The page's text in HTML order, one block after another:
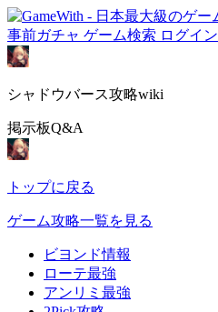
事前ガチャ ゲーム検索 ログイン
シャドウバース攻略wiki
掲示板Q&A
トップに戻る
ゲーム攻略一覧を見る
ビヨンド情報
ローテ最強
アンリミ最強